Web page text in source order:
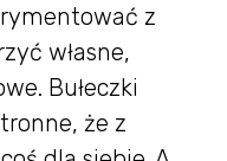
z
własne,
Bułeczki
że z